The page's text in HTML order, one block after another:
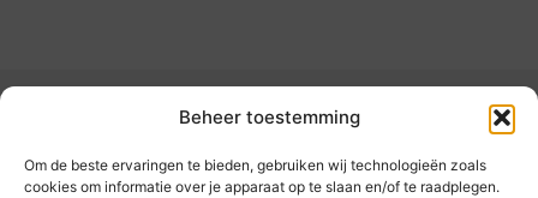
Beheer toestemming
Om de beste ervaringen te bieden, gebruiken wij technologieën zoals
cookies om informatie over je apparaat op te slaan en/of te raadplegen.